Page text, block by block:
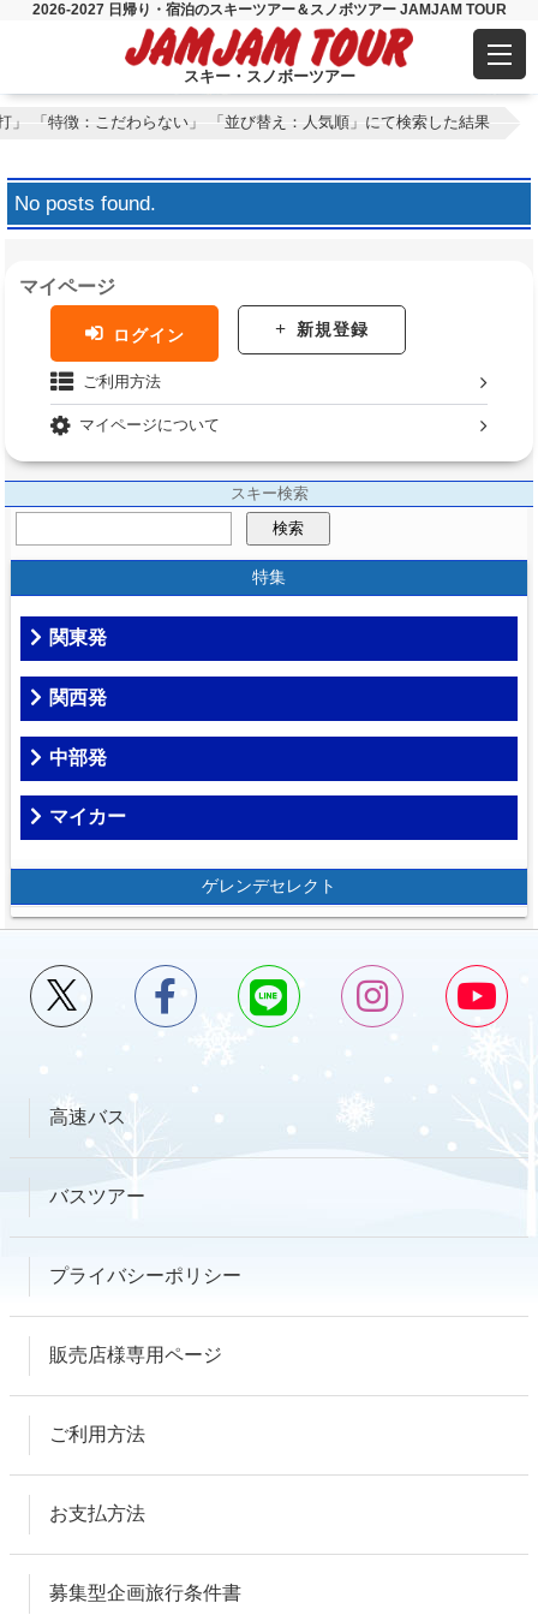
2026-2027 日帰り・宿泊のスキーツアー＆スノボツアー JAMJAM TOUR
スキー・スノボーツアー
「特徴：こだわらない」 「並び替え：人気順」にて検索した結果
No posts found.
マイページ
ログイン 新規登録
ご利用方法
マイページについて
スキー検索
検索
特集
関東発
関西発
中部発
マイカー
ゲレンデセレクト
高速バス
バスツアー
プライバシーポリシー
販売店様専用ページ
ご利用方法
お支払方法
募集型企画旅行条件書